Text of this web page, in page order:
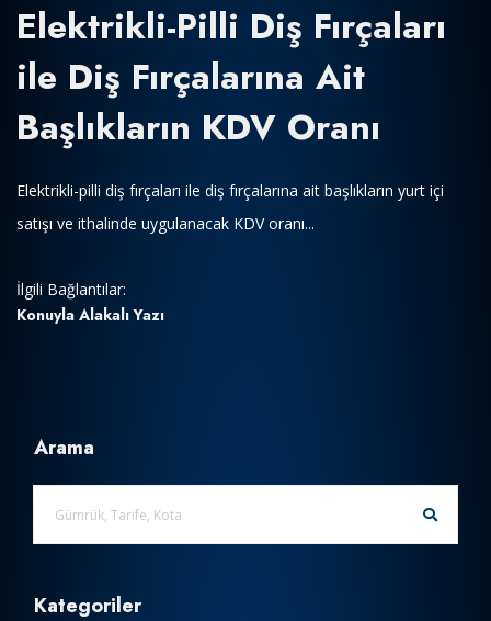
Elektrikli-Pilli Diş Fırçaları
ile Diş Fırçalarına Ait
Başlıkların KDV Oranı
Elektrikli-pilli diş fırçaları ile diş fırçalarına ait başlıkların yurt içi
satışı ve ithalinde uygulanacak KDV oranı...
İlgili Bağlantılar:
Konuyla Alakalı Yazı
Arama
Kategoriler